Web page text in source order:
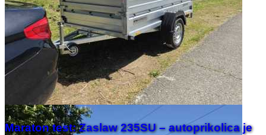
Maraton test: Zaslaw 235SU – autoprikolica je